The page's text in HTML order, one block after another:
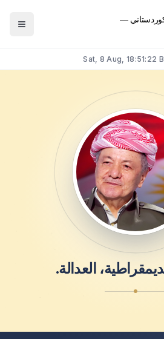
—
Sat, 8 Aug, 18:51:23
العدالة.